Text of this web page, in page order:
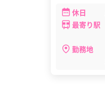
休日
最寄り駅
勤務地